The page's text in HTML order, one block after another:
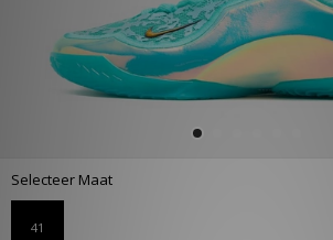
Selecteer Maat
41